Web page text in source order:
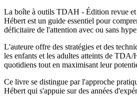
La boîte à outils TDAH - Édition revue et
Hébert est un guide essentiel pour
déficitaire de l'attention avec ou sans
L'auteure offre des stratégies et des
les enfants et les adultes atteints de TDA/
quotidiens tout en maximisant leur
Ce livre se distingue par l'approche
Hébert qui s'appuie sur des années